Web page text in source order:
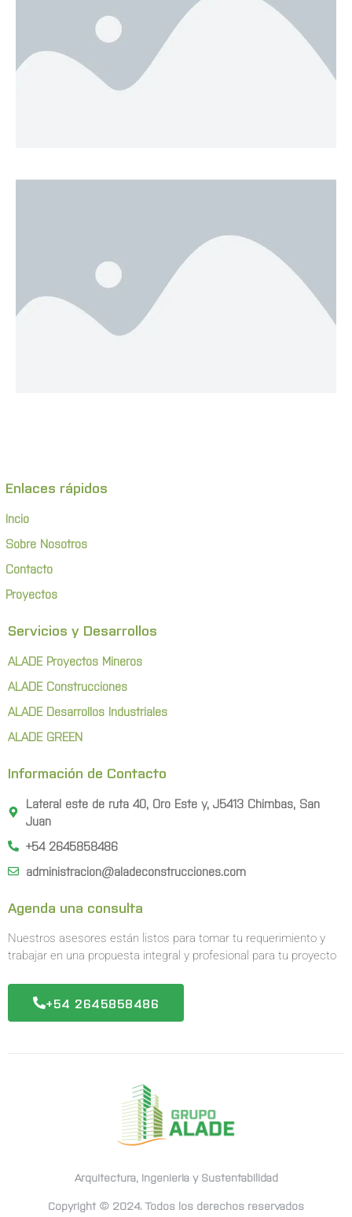
Enlaces rápidos
Incio
Sobre Nosotros
Contacto
Proyectos
Servicios y Desarrollos
ALADE Proyectos Mineros
ALADE Construcciones
ALADE Desarrollos Industriales
ALADE GREEN
Información de Contacto
Lateral este de ruta 40, Oro Este y, J5413 Chimbas, San
Juan
+54 2645858486
administracion@aladeconstrucciones.com
Agenda una consulta
Nuestros asesores están listos para tomar tu requerimiento y
trabajar en una propuesta integral y profesional para tu proyecto
+54 2645858486
Arquitectura, Ingenieria y Sustentabilidad
Copyright © 2024. Todos los derechos reservados